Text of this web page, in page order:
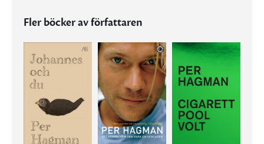
Fler böcker av författaren